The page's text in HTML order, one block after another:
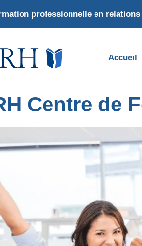
professionnelle en relations
Accueil
Centre de